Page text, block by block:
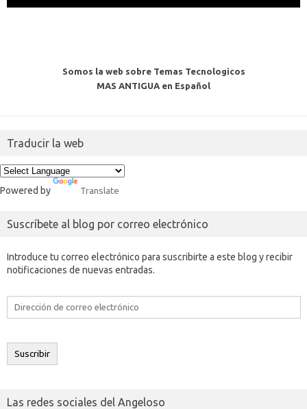
Somos la web sobre Temas Tecnologicos
MAS ANTIGUA en Español
Traducir la web
Powered by Translate
Suscríbete al blog por correo electrónico
Introduce tu correo electrónico para suscribirte a este blog y recibir
notificaciones de nuevas entradas.
Dirección
electrónico
Suscribir
Las redes sociales del Angeloso